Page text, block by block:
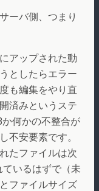
ーバ側、つまり
アップされた動
としたらエラー
も編集をやり直
済みというステ
何かの不整合が
不安要素です。
たファイルは次
いるはずで（未
ファイルサイズ